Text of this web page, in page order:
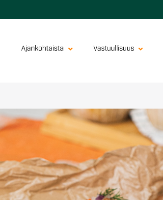
Ajankohtaista Vastuullisuus